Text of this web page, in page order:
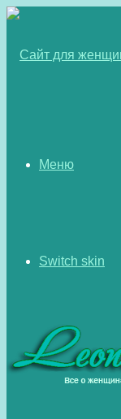
Меню
Switch skin